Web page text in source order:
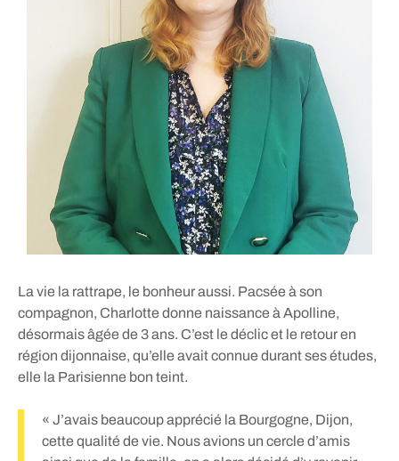
La vie la rattrape, le bonheur aussi. Pacsée à son
compagnon, Charlotte donne naissance à Apolline,
désormais âgée de 3 ans. C’est le déclic et le retour en
région dijonnaise, qu’elle avait connue durant ses études,
elle la Parisienne bon teint.
« J’avais beaucoup apprécié la Bourgogne, Dijon,
cette qualité de vie. Nous avions un cercle d’amis